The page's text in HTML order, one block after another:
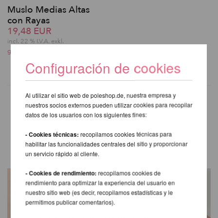
Muslo Medias Altas
con Rayas
19,48 EUR
incl. 22 % I.V.A. exkl.
gastos de envio
MISMA MARCA
Configuración de cookies
Al utilizar el sitio web de poleshop.de, nuestra empresa y
nuestros socios externos pueden utilizar cookies para recopilar
datos de los usuarios con los siguientes fines:
- Cookies técnicas:recopilamos cookies técnicas para
habilitar las funcionalidades centrales del sitio y proporcionar
un servicio rápido al cliente.
- Cookies de rendimiento: recopilamos cookies de
rendimiento para optimizar la experiencia del usuario en
nuestro sitio web (es decir, recopilamos estadísticas y le
permitimos publicar comentarios).